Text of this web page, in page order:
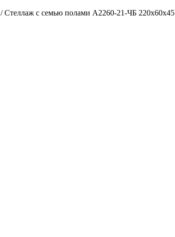
/ Стеллаж с семью полами A2260-21-ЧБ 220х60х45